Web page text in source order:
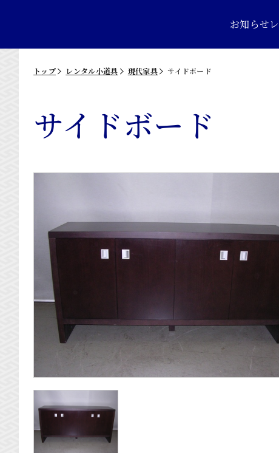
お知らせ
トップ レンタル小道具 現代家具 サイドボード
サイドボード